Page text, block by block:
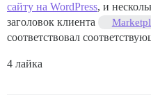
сайту на WordPress, и
заголовок клиента
соответствовал
4 лайка